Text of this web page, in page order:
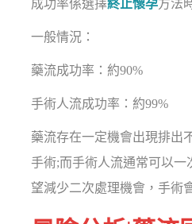
成功率係選擇終止懷孕方法
一般情況：
藥流成功率：約90%
手術人流成功率：約99%
藥流存在一定機會出現排出
手術;而手術人流通常可以一
望減少二次處理機會，手術